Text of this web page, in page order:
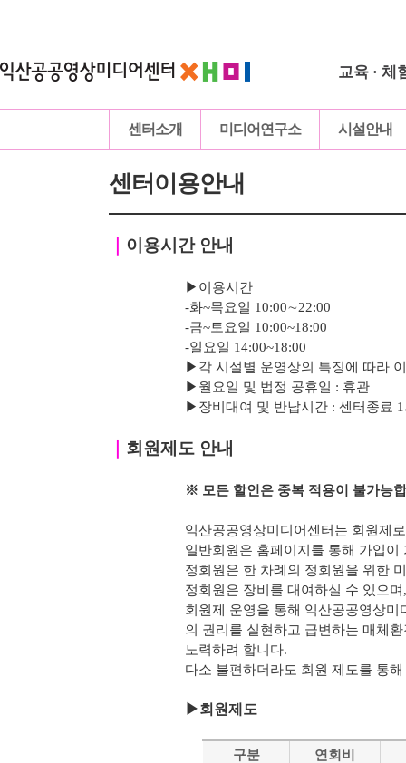
교육 · 체
센터소개 미디어연구소 시설안내
센터이용안내
이용시간 안내
▶이용시간
-화~목요일 10:00∼22:00
-금~토요일 10:00~18:00
-일요일 14:00~18:00
▶ 각 시설별 운영상의 특징에 따라
▶ 월요일 및 법정 공휴일 : 휴관
▶ 장비대여 및 반납시간 : 센터종료
회원제도 안내
※ 모든 할인은 중복 적용이 불가능
익산공공영상미디어센터는 회원제
일반회원은 홈페이지를 통해 가입
정회원은 한 차례의 정회원을 위한
정회원은 장비를 대여하실 수 있으
회원제 운영을 통해 익산공공영상
의 권리를 실현하고 급변하는 매체
노력하려 합니다.
다소 불편하더라도 회원 제도를 통
▶회원제도
구분
연회비